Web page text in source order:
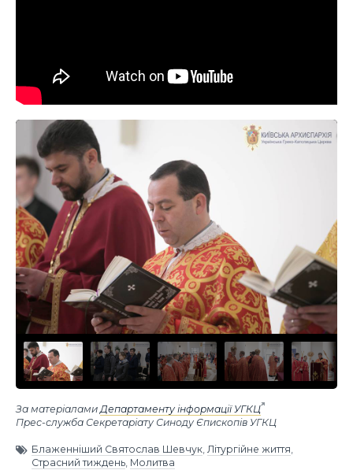
За матеріалами Департаменту інформації УГКЦ
Прес-служба Секретаріату Синоду Єпископів УГКЦ
Блаженніший Святослав Шевчук, Літургійне життя,
Страсний тиждень, Молитва